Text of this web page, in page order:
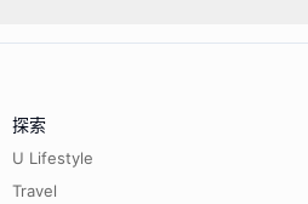
探索
U Lifestyle
Travel